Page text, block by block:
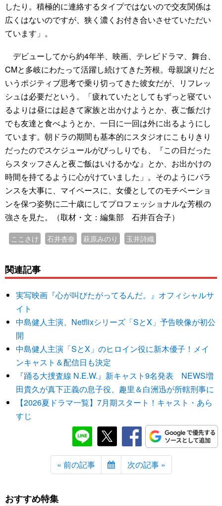
したり。積極的に連絡するタイプではないので交友関係は
広くはないのですが、狭く濃くお付き合いさせていただい
ています」。
デビューしてから約4年半、映画、テレビドラマ、舞台、
CMと多岐にわたって活躍し続けてきた芳根。母親譲りだと
いうポジティブ思考で乗り切ってきた彼女だが、リフレッ
シュは必要だという。「疲れていたとしてもずっと寝てい
るよりは昼には起きて家族と出かけようとか、夜ご飯だけ
でも友達と食べようとか、一日に一回は外に出るようにし
ています。朝ドラの期間も基本的にスタジオにこもりきり
だったのでスケジュールがびっしりでも、『この日だった
らスタッフさんと夜ご飯はいけるかな』とか、お出かけの
時間を持てるように心がけていました」。そのようにバラ
ンスを大事に、マイペースに、女優としてのモチベーショ
ンを保つ姿勢に二十歳にしてプロフェッショナルな芳根の
強さを見た。（取材・文：編集部 石井百合子）
ここさけ 石井杏奈 萩原みのり 玉井詩織
関連記事
実写映画『心が叫びたがってるんだ。』オフィシャルサ
イト
中島健人主演、Netflixシリーズ「SとX」予告映像が初公
開
中島健人主演「SとX」のヒロイン役に新木優子！メイ
ンキャスト＆配信日も決定
『踊る大捜査線 N.E.W.』新キャスト9名発表 NEWS増
田貴久が真下正義の息子役、趣里＆白洲迅が所轄刑事に
【2026夏ドラマ一覧】7月期スタート！キャスト・あら
すじ
« 前の記事 次の記事 »
おすすめ特集